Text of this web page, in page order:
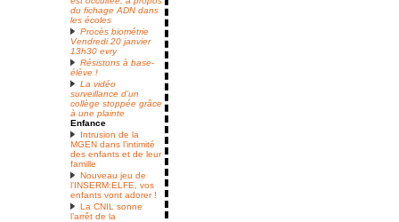
du fichage ADN dans
les écoles
Procès biométrie
Vendredi 20 janvier
13h30 evry
Résistons à base-
élève !
La vidéo
surveillance d’un
collège stoppée grâce
à une plainte
Enfance
Intrusion de la
MGEN dans l’intimité
des enfants et de leur
famille
Nouveau jeu de
l’INSERM:ELFE, vos
enfants vont adorer !
La CNIL sonne
l’arrêt de la